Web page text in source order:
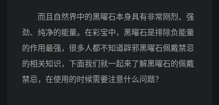
而且自然界中的黑曜石本身具有非常刚烈、强
劲、纯净的能量。在彩宝中，黑曜石是排除负能量
的作用最强，很多人都不知道辟邪黑曜石佩戴禁忌
的相关知识，下面我们就一起来了解黑曜石的佩戴
禁忌，在使用的时候需要注意什么问题？